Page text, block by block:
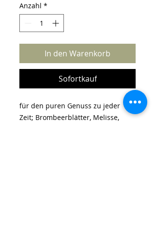
Anzahl *
In den Warenkorb
Sofortkauf
für den puren Genuss zu jeder
Zeit; Brombeerblätter, Melisse,